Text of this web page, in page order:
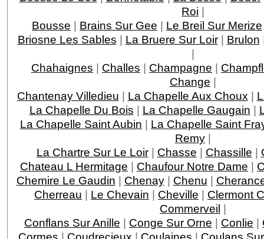
Roi |
Bousse | Brains Sur Gee | Le Breil Sur Merize
Briosne Les Sables | La Bruere Sur Loir| Brulon
|
Chahaignes | Challes | Champagne |
Change |
Chantenay Villedieu | La Chapelle Aux Choux |
La Chapelle Du Bois | La Chapelle Gaugain |
La Chapelle Saint Aubin | La Chapelle Saint
Remy |
La Chartre Sur Le Loir| Chasse | Chassille |
Chateau L Hermitage | Chaufour Notre Dame |
Chemire Le Gaudin | Chenay| Chenu |
Cherreau | Le Chevain | Cheville | Clermont
Commerveil |
Conflans Sur Anille | Conge Sur Orne | Conlie |
Cormes | Coudrecieux | Coulaines | Coulans